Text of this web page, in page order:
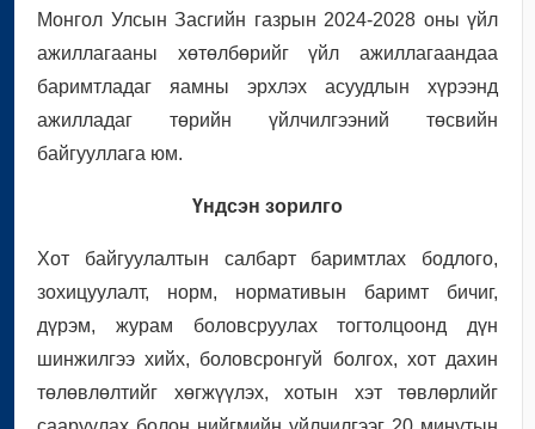
Монгол Улсын Засгийн газрын 2024-2028 оны үйл
ажиллагааны хөтөлбөрийг үйл ажиллагаандаа
баримтладаг яамны эрхлэх асуудлын хүрээнд
ажилладаг төрийн үйлчилгээний төсвийн
байгууллага юм.
Үндсэн зорилго
Хот байгуулалтын салбарт баримтлах бодлого,
зохицуулалт, норм, нормативын баримт бичиг,
дүрэм, журам боловсруулах тогтолцоонд дүн
шинжилгээ хийх, боловсронгуй болгох, хот дахин
төлөвлөлтийг хөгжүүлэх, хотын хэт төвлөрлийг